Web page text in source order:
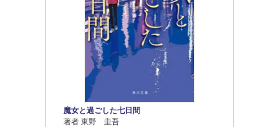
魔女と過ごした七日間
著者 東野 圭吾